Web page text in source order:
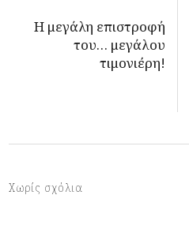
Η μεγάλη επιστροφή
του… μεγάλου
τιμονιέρη!
Χωρίς σχόλια